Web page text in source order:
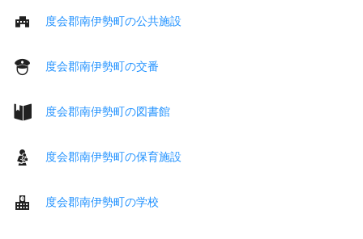
度会郡南伊勢町の公共施設
度会郡南伊勢町の交番
度会郡南伊勢町の図書館
度会郡南伊勢町の保育施設
度会郡南伊勢町の学校